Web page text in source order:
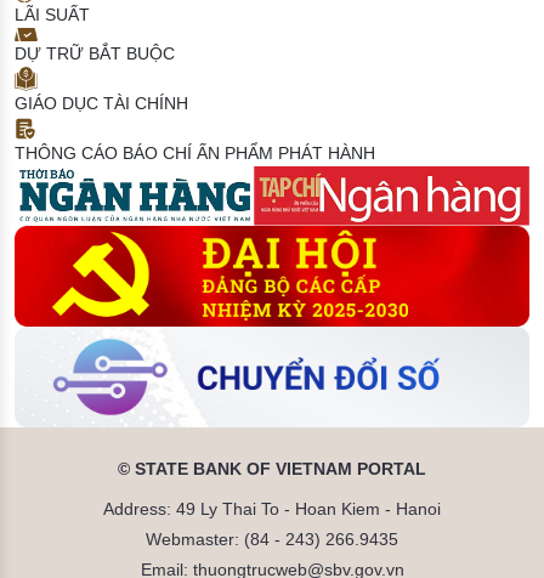
LÃI SUẤT
DỰ TRỮ BẮT BUỘC
GIÁO DỤC TÀI CHÍNH
THÔNG CÁO BÁO CHÍ ẤN PHẨM PHÁT HÀNH
© STATE BANK OF VIETNAM PORTAL
Address: 49 Ly Thai To - Hoan Kiem - Hanoi
Webmaster: (84 - 243) 266.9435
Email: thuongtrucweb@sbv.gov.vn